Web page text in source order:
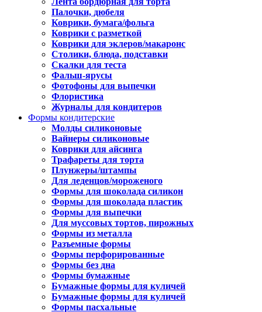
Палочки, дюбеля
Коврики, бумага/фольга
Коврики с разметкой
Коврики для эклеров/макаронс
Столики, блюда, подставки
Скалки для теста
Фальш-ярусы
Фотофоны для выпечки
Флористика
Журналы для кондитеров
Формы кондитерские
Молды силиконовые
Вайнеры силиконовые
Коврики для айсинга
Трафареты для торта
Плунжеры/штампы
Для леденцов/мороженого
Формы для шоколада силикон
Формы для шоколада пластик
Формы для выпечки
Для муссовых тортов, пирожных
Формы из металла
Разъемные формы
Формы перфорированные
Формы без дна
Формы бумажные
Бумажные формы для куличей
Бумажные формы для куличей
Формы пасхальные